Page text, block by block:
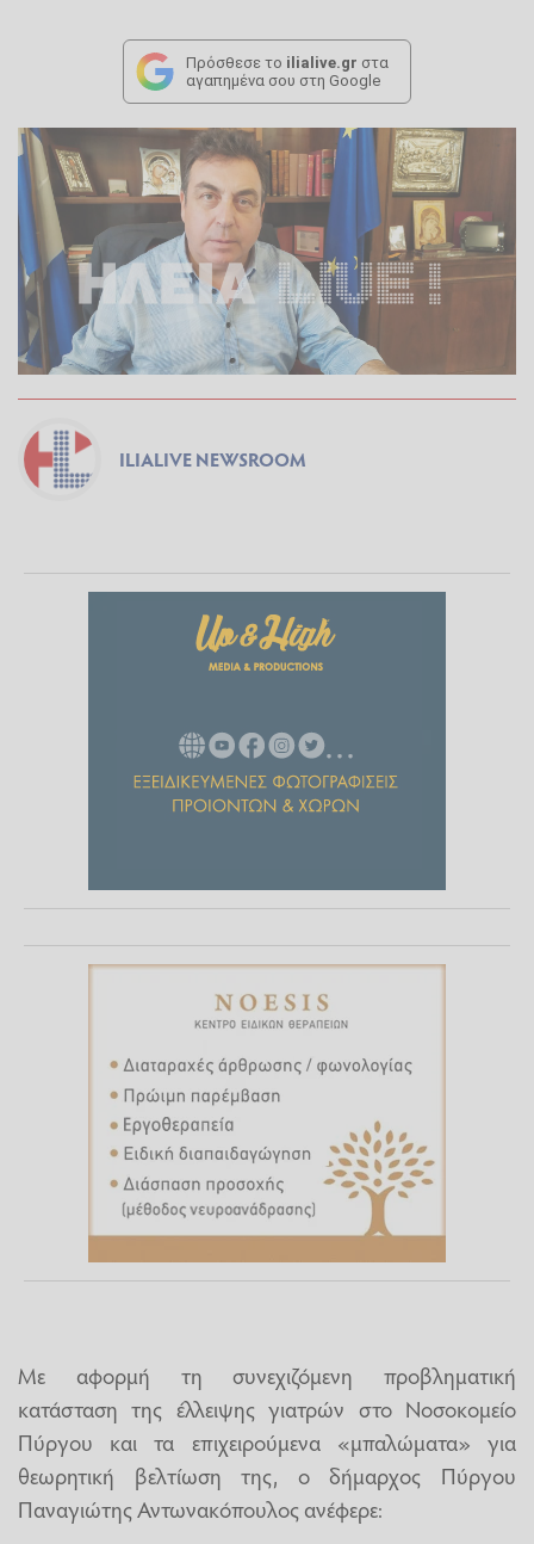
Πρόσθεσε το ilialive.gr στα
αγαπημένα σου στη Google
ILIALIVE NEWSROOM
Με αφορμή τη συνεχιζόμενη προβληματική
κατάσταση της έλλειψης γιατρών στο Νοσοκομείο
Πύργου και τα επιχειρούμενα «μπαλώματα» για
θεωρητική βελτίωση της, ο δήμαρχος Πύργου
Παναγιώτης Αντωνακόπουλος ανέφερε: